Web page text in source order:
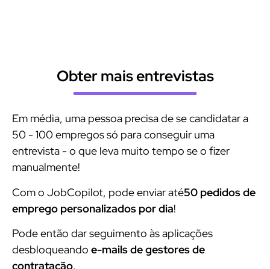
Obter mais entrevistas
Em média, uma pessoa precisa de se candidatar a
50 - 100 empregos só para conseguir uma
entrevista - o que leva muito tempo se o fizer
manualmente!
Com o JobCopilot, pode enviar até50 pedidos de
emprego personalizados por dia!
Pode então dar seguimento às aplicações
desbloqueando e-mails de gestores de
contratação.